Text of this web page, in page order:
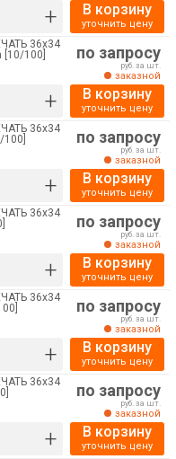
+ В корзину
уточнить цену
36х34
[10/100]
+
по запросу
руб. за шт.
заказной
В корзину
уточнить цену
36х34
+
по запросу
руб. за шт.
заказной
В корзину
уточнить цену
36х34
+
по запросу
руб. за шт.
заказной
В корзину
уточнить цену
36х34
+
по запросу
руб. за шт.
заказной
В корзину
уточнить цену
36х34
+
по запросу
руб. за шт.
заказной
В корзину
уточнить цену